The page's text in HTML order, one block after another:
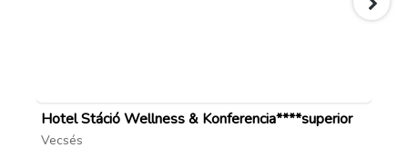
Hotel Stáció Wellness & Konferencia****superior
Vecsés